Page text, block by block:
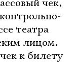
чек,
театра
лицом.
к билету